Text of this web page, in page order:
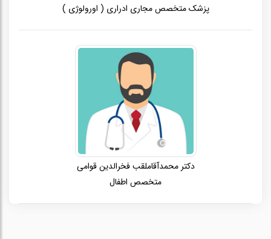
پزشک متخصص مجاری ادراری ( اورولوژی )
دکتر محمدآقاملقب فخرالدین قوامی
متخصص اطفال